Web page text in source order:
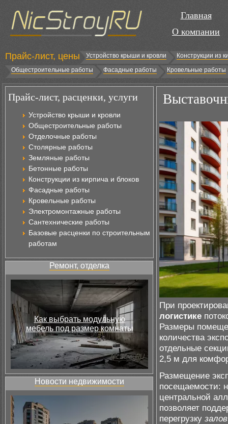
Главная
О компании
Прайс-лист, цены Устройство крыши и кровли
Конструкции из
Общестроительные работы
Фасадные работы Кровельные работы
Прайс-лист, расценки, услуги
Устройство крыши и кровли
Общестроительные работы
Отделочные работы
Столярные работы
Земляные работы
Бетонные работы
Конструкции из кирпича и блоков
Фасадные работы
Кровельные работы
Электромонтажные работы
Сантехнические работы
Базовые расценки по строительным
работам
Ремонт, отделка
Как выбрать модульную
мебель под размер комнаты
Новости недвижимости
При
логистике
Размеры
количества
отдельные
2,5 м для
Размещение
посещаемости:
центральной
позволяет
перегрузку залов